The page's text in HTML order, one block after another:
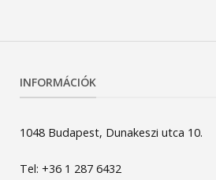
INFORMÁCIÓK
1048 Budapest, Dunakeszi utca 10.
Tel: +36 1 287 6432